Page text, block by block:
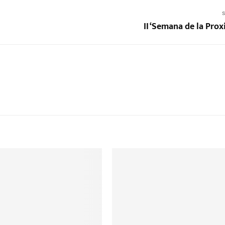
II ‘Semana de la